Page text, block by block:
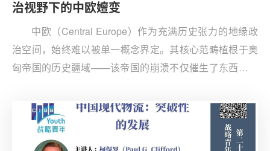
治视野下的中欧嬗变
中欧（Central Europe）作为充满历史张力的地缘政
治空间，始终难以被单一概念界定。其核心范畴植根于奥
匈帝国的历史疆域——该帝国的崩溃不仅催生了东西方势
道。复杂的民族结构如同深埋的断层线，屡次引爆区域冲